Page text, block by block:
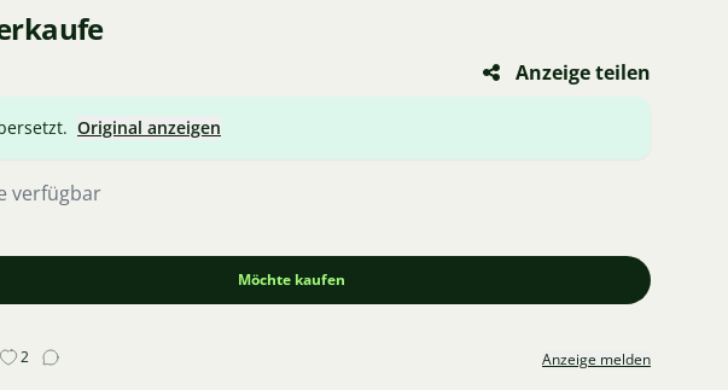
Anzeige teilen
Original anzeigen
verfügbar
Möchte kaufen
2 Anzeige melden